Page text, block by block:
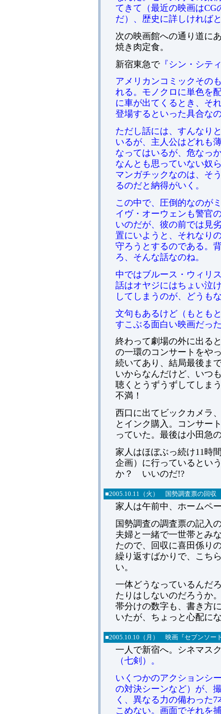
てきて（最近の映画は
だ）、歴史に詳しければ
次の映画館への通り道に
焼き肉定食。
新宿東急で『シン・シテ
アメリカンコミックその
れる。モノクロに単色を
に車が出てくるとき、そ
登場するといった具合な
ただし話には、すんなり
いるが、主人公はどれも
なってはいるが、危なっ
なんとも思っていない奴
マンガチックなのは、そ
るのだと納得がいく。
この中で、圧倒的なのが
イヴ・オーウェンも警官
いのだが、彼の前では見
置にいようと、それなり
守ろうとするのである。
ろ、そんな話なのね。
中ではブルース・ウィリ
話はオヤジにはちょい泣
してしまうのが、どうも
文句もあるけど（もとも
すこぶる面白い映画だっ
終わって劇場の外に出る
の一環のコンサートをや
続いてあり、結局最後ま
いからなんだけど、いつ
聴くとうずうずしてしま
不満！
西口に出てビックカメラ
とインク購入。コンサー
っていた。最後は小田急
家人はほぼぶっ続け11時
企画）に行っているとい
か？ いいのだ!?
■2005.10.11（火） 国勢調査票の回収
家人は午前中、ホームペ
国勢調査の調査票の記入
夫婦と一緒で一世帯とみ
たので、回収に喜田係り
繰り返すばかりで、こち
い。
一体どうなっているんだ
たりはしないのだろうか
帯分けの数字も、書き方
いたが、ちょっと心配に
■2005.10.10（月） 映画『セブンソー
一人で新宿へ。シネマス
（七剣）。
いくつかのアクションシ
の対決シーンなど）が、
く、異なる力の備わった
こめない。画面でそれを